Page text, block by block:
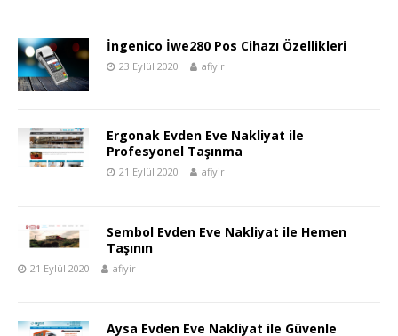
İngenico İwe280 Pos Cihazı Özellikleri
23 Eylül 2020 afiyir
Ergonak Evden Eve Nakliyat ile
Profesyonel Taşınma
21 Eylül 2020 afiyir
Sembol Evden Eve Nakliyat ile Hemen
Taşının
21 Eylül 2020 afiyir
Aysa Evden Eve Nakliyat ile Güvenle